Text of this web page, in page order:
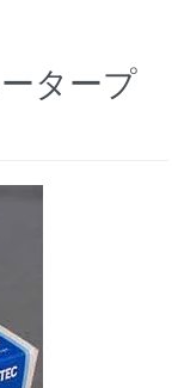
タープ